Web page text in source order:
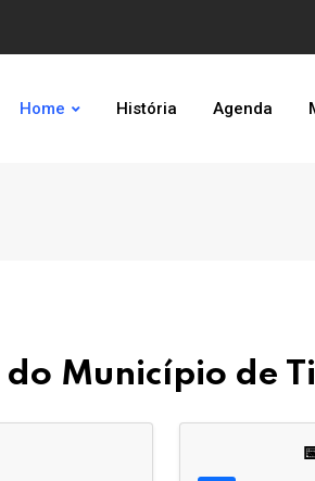
Home História Agenda
Município de